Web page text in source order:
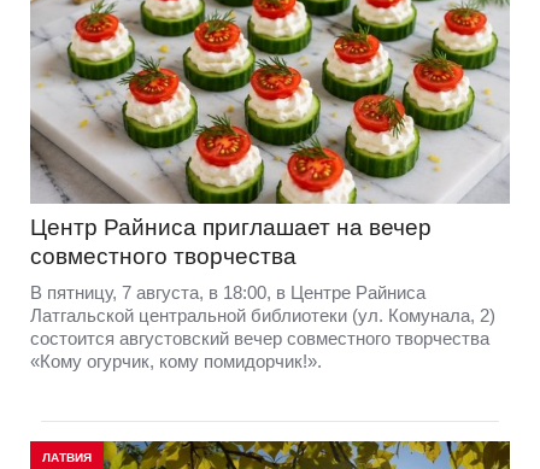
Центр Райниса приглашает на вечер
совместного творчества
В пятницу, 7 августа, в 18:00, в Центре Райниса
Латгальской центральной библиотеки (ул. Комунала, 2)
состоится августовский вечер совместного творчества
«Кому огурчик, кому помидорчик!».
ЛАТВИЯ